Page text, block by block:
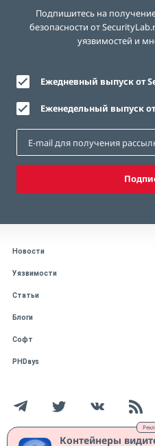
Контейнеры
Подпишитесь на
безопасности от
уязвимостей и
Ежедневный выпуск от
Еженедельный выпуск
Новости
Уязвимости
Статьи
Блоги
Софт
PHDays